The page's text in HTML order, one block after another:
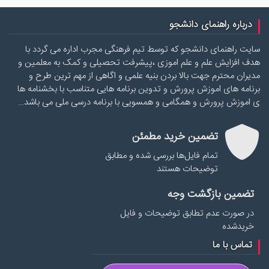
درباره راهنمای دانشجو
سایت راهنمای دانشجو که توسط تیم فرهنگی مجرب اداره می گردد با
هدف افزایش علم و علم اموزی ،پیشرفت تحصیلی و کمک به معلمین و
مدیران محترم جهت بالا بردن بنیه علمی و اگاهی از مهم ترین طرح و
برنامه های اموزش پرورش و تدوین برنامه هایی متناسب با بخشنامه ها
ی اموزش پرورش و همگامی و همسویی با برنامه درسی ملی می باشد…
تضمین خرید مطمئن
تمام فایل‌ها بررسی شده و مطابق
توضیحات هستند
تضمین بازگشت وجه
در صورت عدم تطابق توضیحات و فایل
خریدشده
تماس با ما